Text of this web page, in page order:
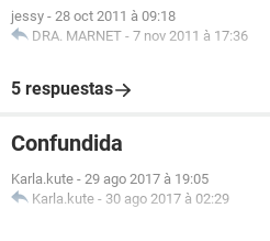
jessy - 28 oct 2011 à 09:18
DRA. MARNET - 7 nov 2011 à 17:36
5 respuestas
Confundida
Karla.kute - 29 ago 2017 à 19:05
Karla.kute - 30 ago 2017 à 02:29